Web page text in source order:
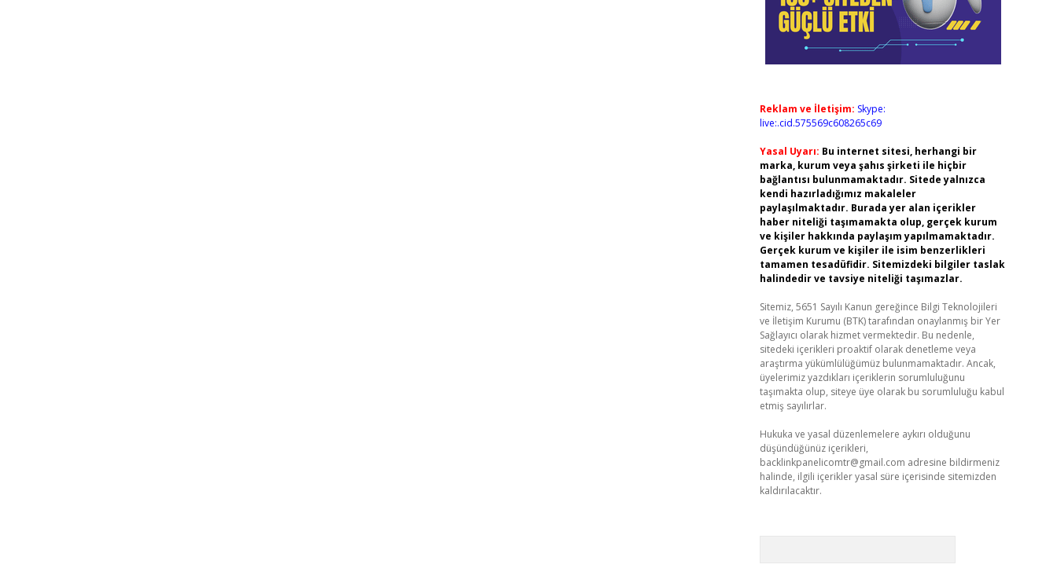
Reklam ve İletişim: Skype:
live:.cid.575569c608265c69
Yasal Uyarı: Bu internet sitesi, herhangi bir
marka, kurum veya şahıs şirketi ile hiçbir
bağlantısı bulunmamaktadır. Sitede yalnızca
kendi hazırladığımız makaleler
paylaşılmaktadır. Burada yer alan içerikler
haber niteliği taşımamakta olup, gerçek kurum
ve kişiler hakkında paylaşım yapılmamaktadır.
Gerçek kurum ve kişiler ile isim benzerlikleri
tamamen tesadüfidir. Sitemizdeki bilgiler taslak
halindedir ve tavsiye niteliği taşımazlar.
Sitemiz, 5651 Sayılı Kanun gereğince Bilgi Teknolojileri
ve İletişim Kurumu (BTK) tarafından onaylanmış bir Yer
Sağlayıcı olarak hizmet vermektedir. Bu nedenle,
sitedeki içerikleri proaktif olarak denetleme veya
araştırma yükümlülüğümüz bulunmamaktadır. Ancak,
üyelerimiz yazdıkları içeriklerin sorumluluğunu
taşımakta olup, siteye üye olarak bu sorumluluğu kabul
etmiş sayılırlar.
Hukuka ve yasal düzenlemelere aykırı olduğunu
düşündüğünüz içerikleri,
backlinkpanelicomtr@gmail.com adresine bildirmeniz
halinde, ilgili içerikler yasal süre içerisinde sitemizden
kaldırılacaktır.